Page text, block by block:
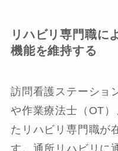
リハビリ専門職に
機能を維持する
訪問看護ステーショ
や作業療法士（OT
たリハビリ専門職が